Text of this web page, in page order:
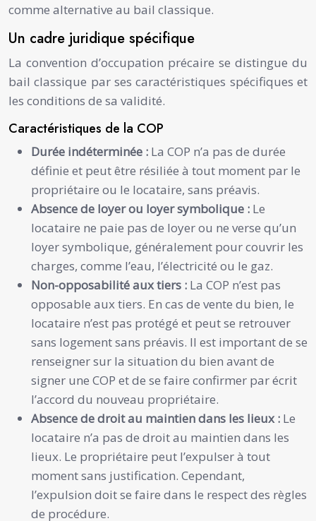
comme alternative au bail classique.
Un cadre juridique spécifique
La convention d’occupation précaire se distingue du
bail classique par ses caractéristiques spécifiques et
les conditions de sa validité.
Caractéristiques de la COP
Durée indéterminée : La COP n’a pas de durée
définie et peut être résiliée à tout moment par le
propriétaire ou le locataire, sans préavis.
Absence de loyer ou loyer symbolique : Le
locataire ne paie pas de loyer ou ne verse qu’un
loyer symbolique, généralement pour couvrir les
charges, comme l’eau, l’électricité ou le gaz.
Non-opposabilité aux tiers : La COP n’est pas
opposable aux tiers. En cas de vente du bien, le
locataire n’est pas protégé et peut se retrouver
sans logement sans préavis. Il est important de se
renseigner sur la situation du bien avant de
signer une COP et de se faire confirmer par écrit
l’accord du nouveau propriétaire.
Absence de droit au maintien dans les lieux : Le
locataire n’a pas de droit au maintien dans les
lieux. Le propriétaire peut l’expulser à tout
moment sans justification. Cependant,
l’expulsion doit se faire dans le respect des règles
de procédure.